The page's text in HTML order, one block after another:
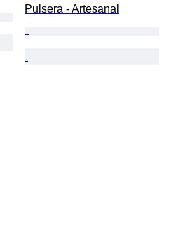
Pulsera - Artesanal